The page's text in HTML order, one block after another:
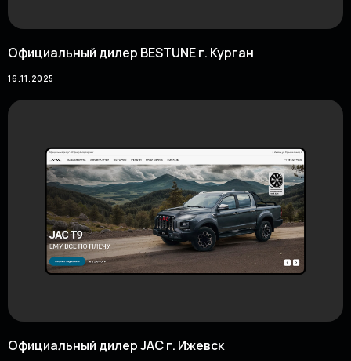
Официальный дилер BESTUNE г. Курган
16.11.2025
Официальный дилер JAC г. Ижевск